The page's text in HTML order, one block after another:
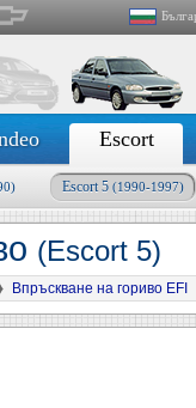
Escort
Escort 5 (1990-1997)
(Escort 5)
Впръскване на гориво EFI